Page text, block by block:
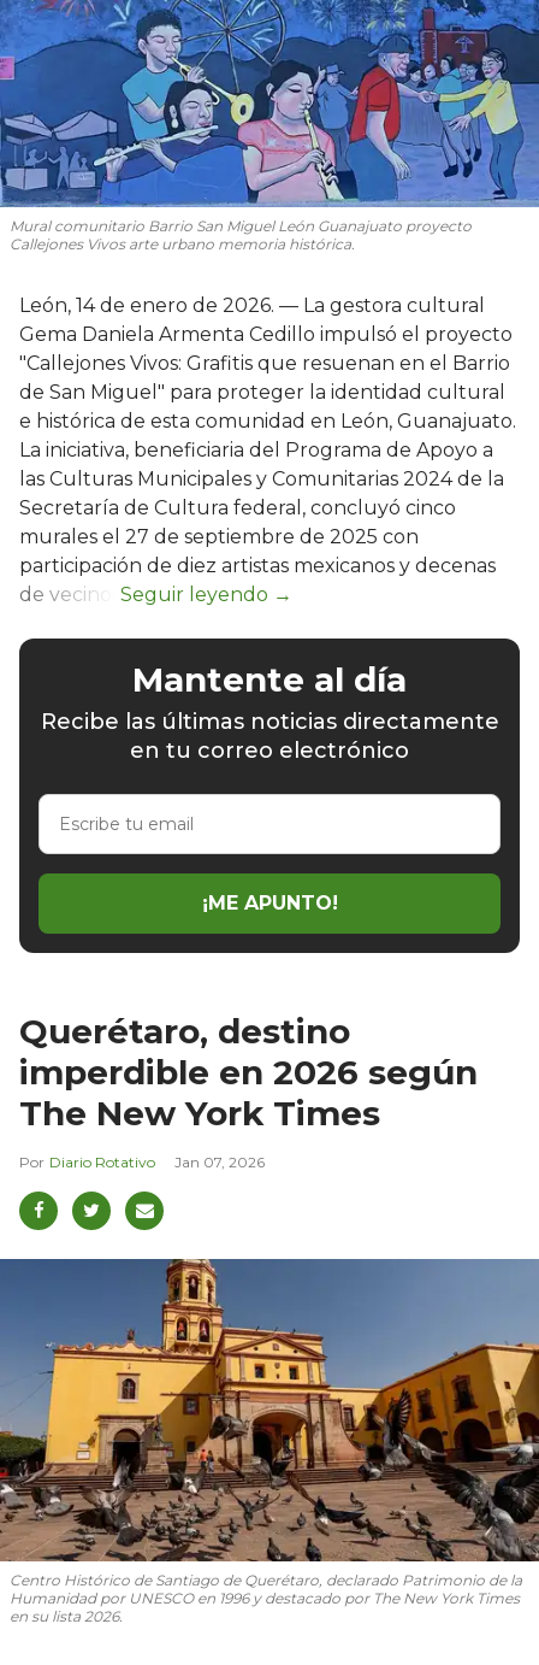
Mural comunitario Barrio San Miguel León Guanajuato proyecto
Callejones Vivos arte urbano memoria histórica.
León, 14 de enero de 2026. — La gestora cultural
Gema Daniela Armenta Cedillo impulsó el proyecto
"Callejones Vivos: Grafitis que resuenan en el Barrio
de San Miguel" para proteger la identidad cultural
e histórica de esta comunidad en León, Guanajuato.
La iniciativa, beneficiaria del Programa de Apoyo a
las Culturas Municipales y Comunitarias 2024 de la
Secretaría de Cultura federal, concluyó cinco
murales el 27 de septiembre de 2025 con
participación de diez artistas mexicanos y decenas
de vecinos
Mantente al día
Recibe las últimas noticias directamente
en tu correo electrónico
Escribe
email
¡ME APUNTO!
Querétaro, destino
imperdible en 2026 según
The New York Times
Diario Rotativo Jan 07, 2026
Centro Histórico de Santiago de Querétaro, declarado Patrimonio de la
Humanidad por UNESCO en 1996 y destacado por The New York Times
en su lista 2026.